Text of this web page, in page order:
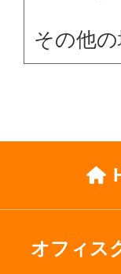
その他
オフィス